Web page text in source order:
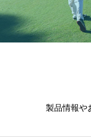
製品情報や